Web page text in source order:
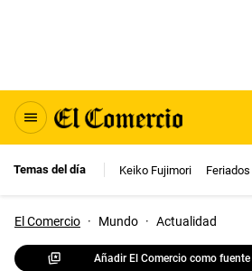
Temas del día Keiko Fujimori Feriados
El Comercio · Mundo · Actualidad
Añadir El Comercio como